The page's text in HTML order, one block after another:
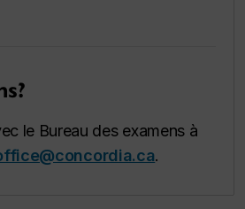
le Bureau des examens à
.